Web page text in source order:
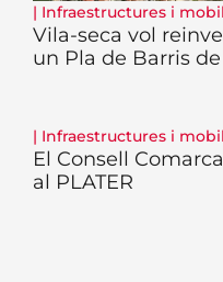
| Infraestructures i
Vila-seca vol
un Pla de Barris
| Infraestructures i
El Consell
al PLATER